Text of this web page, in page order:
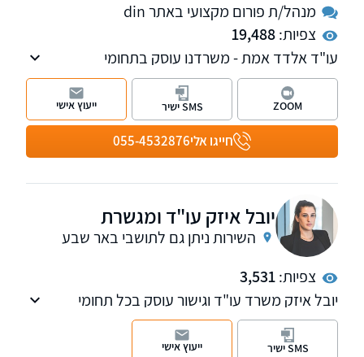
מנהל/ת פורום מקצועי באתר din
צפיות:19,488
עו"ד אלדד אמת - משרדנו עוסק בתחומי
המקרקעין והאזרחי-מסחרי.
חייגו אלי055-4532876
ZOOM SMS ישיר ייעוץ אישי
יובל איזק עו"ד ומגשרת
השירות ניתן גם לתושבי באר שבע
צפיות:3,531
יובל איזק משרד עו"ד וגישור עוסק בכל תחומי
הנזיקין לרבות תביעות מול הביטוח הלאומי, וכמו
בייפוי כוח מתמשך
SMS ישיר ייעוץ אישי